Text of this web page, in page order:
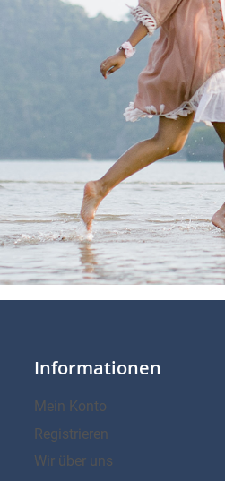
Informationen
Mein Konto
Registrieren
Wir über uns